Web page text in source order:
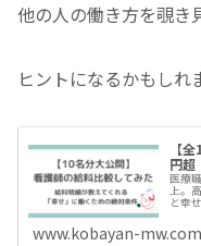
他の人の働き方を覗き
ヒントになるかもしれ
【
円超
医療
上。
と幸
ら、
www.kobayan-mw.com